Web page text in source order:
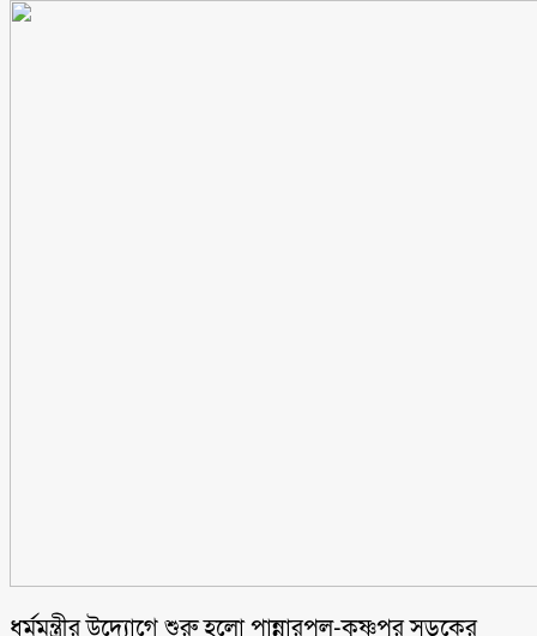
ধর্মমন্ত্রীর উদ্যোগে শুরু হলো পান্নারপুল-কৃষ্ণপুর সড়কের